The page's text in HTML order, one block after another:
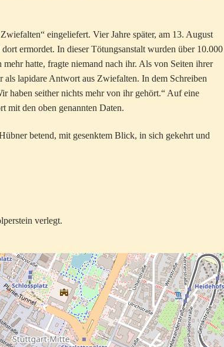
eingeliefert. Vier Jahre später, am 13. August
ermordet. In dieser Tötungsanstalt wurden über 10.000
hatte, fragte niemand nach ihr. Als von Seiten ihrer
lapidare Antwort aus Zwiefalten. In dem Schreiben
haben seither nichts mehr von ihr gehört.“ Auf eine
mit den oben genannten Daten.
betend, mit gesenktem Blick, in sich gekehrt und
verlegt.